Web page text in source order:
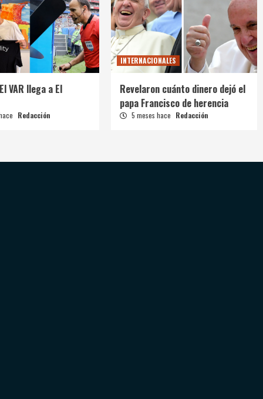
VAR llega a El
Redacción
INTERNACIONALES
Revelaron cuánto dinero dejó el
papa Francisco de herencia
5 meses hace Redacción